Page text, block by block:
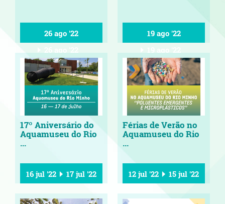
26 ago '22
19 ago '22
17º Aniversário do
Aquamuseu do Rio
...
16 jul '22 17 jul '22
Férias de Verão no
Aquamuseu do Rio
...
12 jul '22 15 jul '22